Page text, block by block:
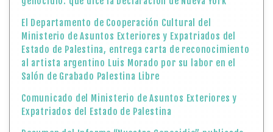
El Departamento de Cooperación Cultural del
Ministerio de Asuntos Exteriores y Expatriados del
Estado de Palestina, entrega carta de reconocimiento
al artista argentino Luis Morado por su labor en el
Salón de Grabado Palestina Libre
Comunicado del Ministerio de Asuntos Exteriores y
Expatriados del Estado de Palestina